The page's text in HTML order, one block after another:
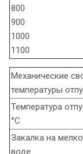
800
900
1000
1100
Механические
температуры
Температура
°С
Закалка на
воде